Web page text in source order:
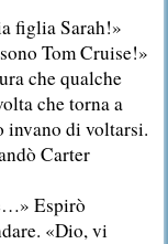
figlia Sarah!»
Tom Cruise!»
che qualche
che torna a
invano di voltarsi.
Carter
Espirò
«Dio, vi